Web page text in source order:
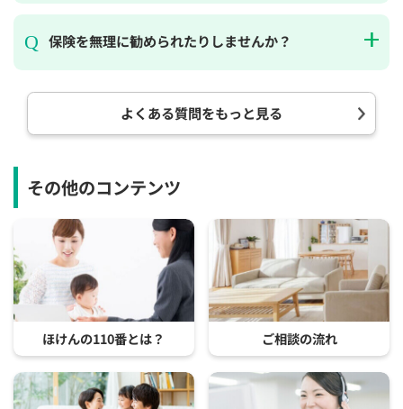
保険を無理に勧められたりしませんか？
よくある質問をもっと見る
その他のコンテンツ
ほけんの110番とは？ ご相談の流れ